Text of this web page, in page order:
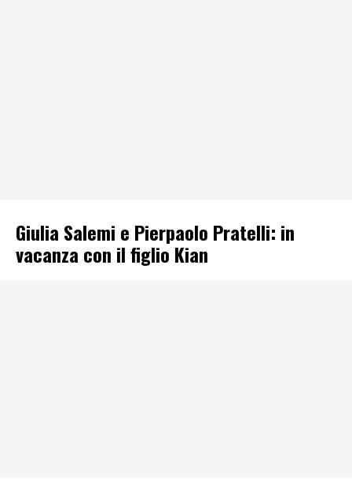
Giulia Salemi e Pierpaolo Pratelli: in
vacanza con il figlio Kian